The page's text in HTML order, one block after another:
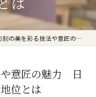
彩る技法や意匠の魅力 日本の立体造形美術史上の地位とは
意匠の魅力 日
位とは